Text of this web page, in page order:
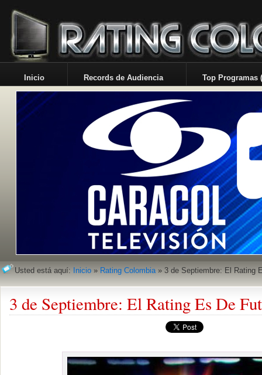
Inicio Records de Audiencia Top Programas
Usted está aquí: Inicio » Rating Colombia» 3 de Septiembre: El Rating
3 de Septiembre: El Rating Es De